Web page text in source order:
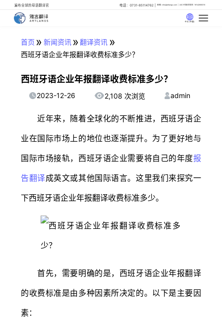
遍布全球的母语翻译官 电话：0731-85114762 邮箱: info@artlangs.com 24小时翻译管家: 18142666316
中文 (中国)
首页 » 新闻资讯» 翻译资讯 »
西班牙语企业年报翻译收费标准多少？
西班牙语企业年报翻译收费标准多少？
2023-12-26 2,108 次浏览 admin
近年来，随着全球化的不断推进，西班牙语企
业在国际市场上的地位也逐渐提升。为了更好地与
国际市场接轨，西班牙语企业需要将自己的年度报
告翻译成英文或其他国际语言。这里我们来探究一
下西班牙语企业年报翻译收费标准多少。
首先，需要明确的是，西班牙语企业年报翻译
的收费标准是由多种因素所决定的。以下是主要因
素：